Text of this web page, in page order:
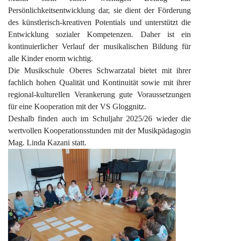
Persönlichkeitsentwicklung dar, sie dient der Förderung
des künstlerisch-kreativen Potentials und unterstützt die
Entwicklung sozialer Kompetenzen. Daher ist ein
kontinuierlicher Verlauf der musikalischen Bildung für
alle Kinder enorm wichtig.
Die Musikschule Oberes Schwarzatal bietet mit ihrer
fachlich hohen Qualität und Kontinuität sowie mit ihrer
regional-kulturellen Verankerung gute Voraussetzungen
für eine Kooperation mit der VS Gloggnitz.
Deshalb finden auch im Schuljahr 2025/26 wieder die
wertvollen Kooperationsstunden mit der Musikpädagogin
Mag. Linda Kazani statt.